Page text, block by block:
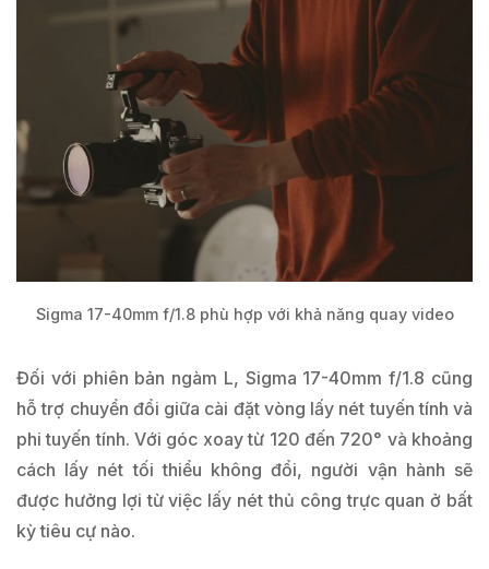
Sigma 17-40mm f/1.8 phù hợp với khả năng quay video
Đối với phiên bản ngàm L, Sigma 17-40mm f/1.8 cũng
hỗ trợ chuyển đổi giữa cài đặt vòng lấy nét tuyến tính và
phi tuyến tính. Với góc xoay từ 120 đến 720° và khoảng
cách lấy nét tối thiểu không đổi, người vận hành sẽ
được hưởng lợi từ việc lấy nét thủ công trực quan ở bất
kỳ tiêu cự nào.